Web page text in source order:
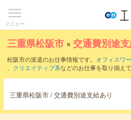
メニュー
三重県松阪市 ×交通費別途
松阪市の派遣のお仕事情報です。 オフィスワ
、 クリエイティブ系などのお仕事を取り揃え
三重県松阪市 / 交通費別途支給あり